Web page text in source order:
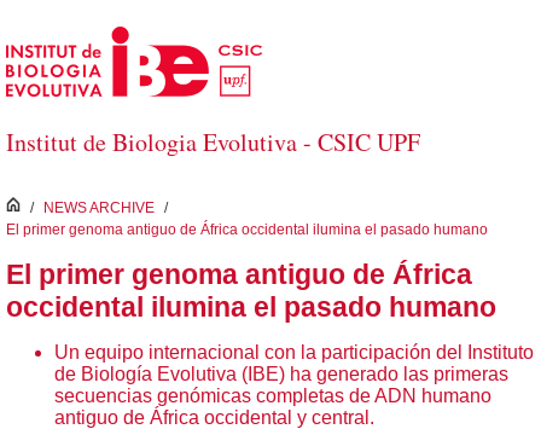
Saltar al contenido principal
Institut de Biologia Evolutiva - CSIC UPF
inici
/ NEWS ARCHIVE /
El primer genoma antiguo de África occidental ilumina el pasado humano
El primer genoma antiguo de África
occidental ilumina el pasado humano
Un equipo internacional con la participación del Instituto
de Biología Evolutiva (IBE) ha generado las primeras
secuencias genómicas completas de ADN humano
antiguo de África occidental y central.